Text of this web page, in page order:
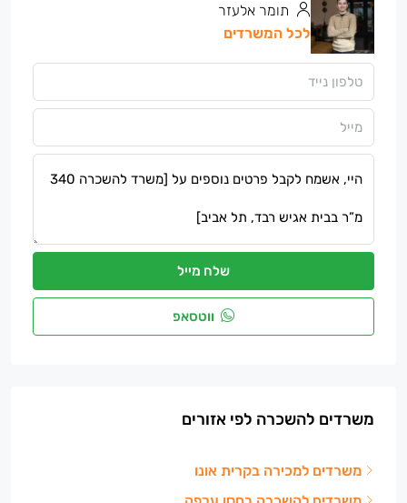
תומר אלעזר
לכל המשרדים
שלח מייל
ווטסאפ
משרדים להשכרה לפי אזורים
משרדים למכירה בקרית אונו